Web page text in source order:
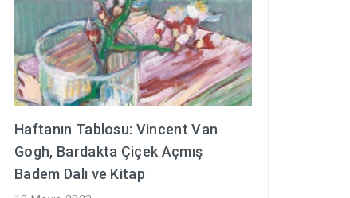
Haftanın Tablosu: Vincent Van
Gogh, Bardakta Çiçek Açmış
Badem Dalı ve Kitap